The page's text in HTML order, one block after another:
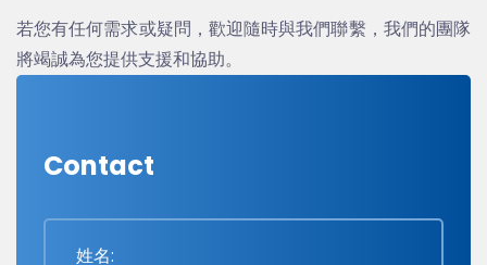
若您有任何需求或疑問，歡迎隨時與我們聯繫，我們的團隊
將竭誠為您提供支援和協助。
Contact